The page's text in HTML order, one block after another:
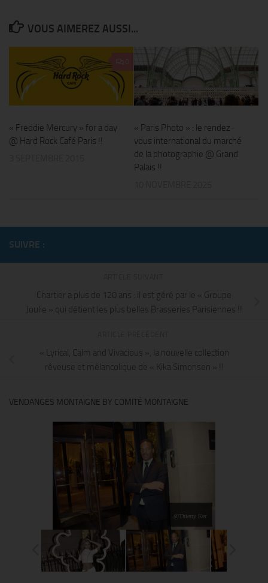
VOUS AIMEREZ AUSSI...
« Freddie Mercury » for a day
@ Hard Rock Café Paris !!
« Paris Photo » : le rendez-
vous international du marché
de la photographie @ Grand
Palais !!
SUIVRE :
Chartier a plus de 120 ans : il est géré par le « Groupe
Joulie » qui détient les plus belles Brasseries Parisiennes !!
« Lyrical, Calm and Vivacious », la nouvelle collection
rêveuse et mélancolique de « Kika Simonsen » !!
VENDANGES MONTAIGNE BY COMITÉ MONTAIGNE
@Thierry Ker